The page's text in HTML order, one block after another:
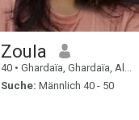
Zoula
40 • Ghardaïa, Ghardaïa, Algerien
Suche: Männlich 40 - 50